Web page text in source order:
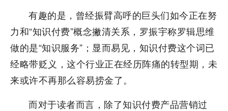
有趣的是，曾经振臂高呼的巨头们如今正在努
力和“知识付费”概念撇清关系，罗振宇称罗辑思维
做的是“知识服务”；显而易见，知识付费这个词已
经略带贬义，这个行业正在经历阵痛的转型期，未
来或许不再那么容易捞金了。
而对于读者而言，除了知识付费产品营销过